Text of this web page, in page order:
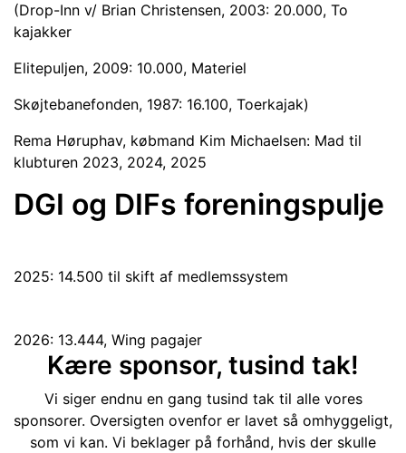
(Drop-Inn v/ Brian Christensen, 2003: 20.000, To
kajakker
Elitepuljen, 2009: 10.000, Materiel
Skøjtebanefonden, 1987: 16.100, Toerkajak)
Rema Høruphav, købmand Kim Michaelsen: Mad til
klubturen 2023, 2024, 2025
DGI og DIFs foreningspulje
2025: 14.500 til skift af medlemssystem
2026: 13.444, Wing pagajer
Kære sponsor, tusind tak!
Vi siger endnu en gang tusind tak til alle vores
sponsorer. Oversigten ovenfor er lavet så omhyggeligt,
som vi kan. Vi beklager på forhånd, hvis der skulle